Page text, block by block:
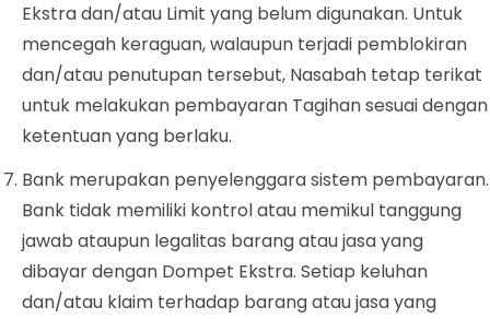
Ekstra dan/atau Limit yang belum digunakan. Untuk
mencegah keraguan, walaupun terjadi pemblokiran
dan/atau penutupan tersebut, Nasabah tetap terikat
untuk melakukan pembayaran Tagihan sesuai dengan
ketentuan yang berlaku.
Bank merupakan penyelenggara sistem pembayaran.
Bank tidak memiliki kontrol atau memikul tanggung
jawab ataupun legalitas barang atau jasa yang
dibayar dengan Dompet Ekstra. Setiap keluhan
dan/atau klaim terhadap barang atau jasa yang